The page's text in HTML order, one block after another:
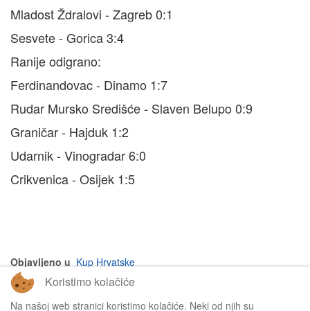
Mladost Ždralovi - Zagreb 0:1
Sesvete - Gorica 3:4
Ranije odigrano:
Ferdinandovac - Dinamo 1:7
Rudar Mursko Središće - Slaven Belupo 0:9
Graničar - Hajduk 1:2
Udarnik - Vinogradar 6:0
Crikvenica - Osijek 1:5
Objavljeno u Kup Hrvatske
Koristimo kolačiće
Na našoj web stranici koristimo kolačiće. Neki od njih su